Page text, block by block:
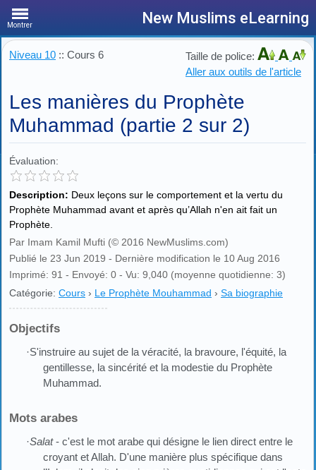
Montrer New Muslims eLearning
Niveau 10 :: Cours 6
Taille de police:
Aller aux outils de l'article
Les manières du Prophète
Muhammad (partie 2 sur 2)
Évaluation:
Description: Deux leçons sur le comportement et la vertu du
Prophète Muhammad avant et après qu’Allah n'en ait fait un
Prophète.
Par Imam Kamil Mufti (© 2016 NewMuslims.com)
Publié le 23 Jun 2019 - Dernière modification le 10 Aug 2016
Imprimé: 91 - Envoyé: 0 - Vu: 9,040 (moyenne quotidienne: 3)
Catégorie: Cours › Le Prophète Mouhammad › Sa biographie
Objectifs
·S'instruire au sujet de la véracité, la bravoure, l'équité, la
gentillesse, la sincérité et la modestie du Prophète
Muhammad.
Mots arabes
·Salat- c'est le mot arabe qui désigne le lien direct entre le
croyant et Allah. D'une manière plus spécifique dans